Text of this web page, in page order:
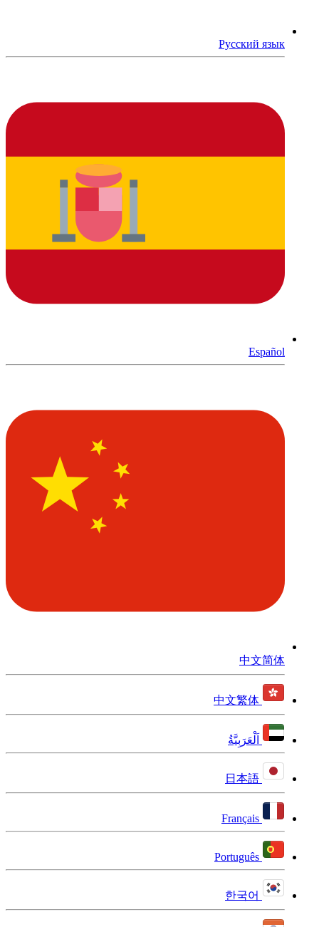
Русский язык
Español
中文简体
中文繁体
اَلْعَرَبِيَّةُ
日本語
Français
Português
한국어